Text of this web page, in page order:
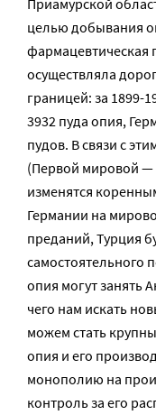
Приамурской
целью добывания
осуществляла
границей: за 1899-
3932 пуда опия,
пудов. В связи с
(Первой мировой —
изменятся
Германии на
преданий, Турция
самостоятельного
опия могут занять
чего нам искать
можем стать
опия и его
монополию на
контроль за его